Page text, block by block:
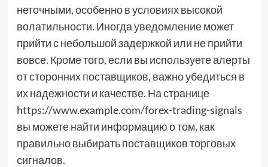
неточными, особенно в условиях высокой
волатильности. Иногда уведомление может
прийти с небольшой задержкой или не прийти
вовсе. Кроме того, если вы используете алерты
от сторонних поставщиков, важно убедиться в
их надежности и качестве. На странице
https://www.example.com/forex-trading-signals
вы можете найти информацию о том, как
правильно выбирать поставщиков торговых
сигналов.